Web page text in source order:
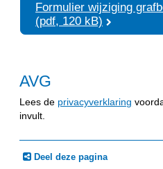
Formulier wijziging
(pdf, 120 kB)
AVG
Lees de privacyverklaring
invult.
Deel deze pagina